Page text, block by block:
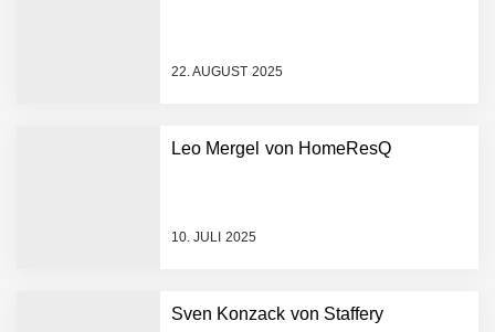
22. AUGUST 2025
Leo Mergel von HomeResQ
10. JULI 2025
Sven Konzack von Staffery
PropTech-Startup baut
AI Health-Tech Startup